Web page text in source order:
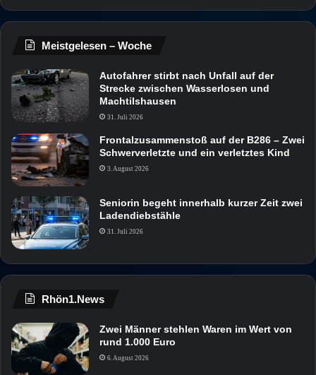
Meistgelesen – Woche
Autofahrer stirbt nach Unfall auf der
Strecke zwischen Wasserlosen und
Machtilshausen
31. Juli 2026
Frontalzusammenstoß auf der B286 – Zwei
Schwerverletzte und ein verletztes Kind
3. August 2026
Seniorin begeht innerhalb kurzer Zeit zwei
Ladendiebstähle
31. Juli 2026
Rhön1.News
Zwei Männer stehlen Waren im Wert von
rund 1.000 Euro
6. August 2026